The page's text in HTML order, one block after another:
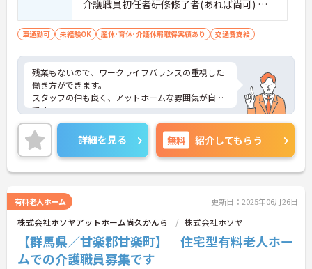
介護職員初任者研修修了者(あれば尚可) ※
無資格の方も応募可
車通勤可 未経験OK 産休･育休･介護休暇取得実績あり 交通費支給
残業もないので、ワークライフバランスの重視した
働き方ができます。
スタッフの仲も良く、アットホームな雰囲気が自慢
です。
ご興味ある方には、面接対策ポイントなど、詳細を
お話しいたしますのでお気軽にご相談ください。
詳細を見る 無料 紹介してもらう
有料老人ホーム 更新日：2025年06月26日
株式会社ホソヤアットホーム尚久かんら 株式会社ホソヤ
【群馬県／甘楽郡甘楽町】 住宅型有料老人ホー
ムでの介護職員募集です